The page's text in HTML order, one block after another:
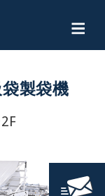
製袋機